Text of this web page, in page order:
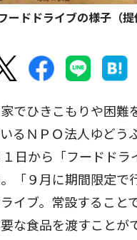
ードドライブの様子（提
でひきこもりや困難
るＮＰＯ法人ゆどう
日から「フードドラ
「９月に期間限定で
イブ。常設すること
な食品を渡すことが